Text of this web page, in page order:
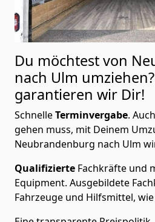
Du möchtest von
nach Ulm
garantieren wir Dir!
SchnelleTerminvergabe.
gehen muss, mit Deinem
Neubrandenburg nach Ulm
Qualifizierte Fachkräfte und
Equipment. Ausgebildete
Fahrzeuge und Hilfsmittel,